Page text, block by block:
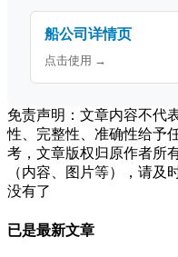
船公司详情页
点击使用 →
免责声明：文章内容不代
性、完整性、准确性给予
考，文章版权归原作者所
（内容、图片等），请及
没有了
已是最新文章